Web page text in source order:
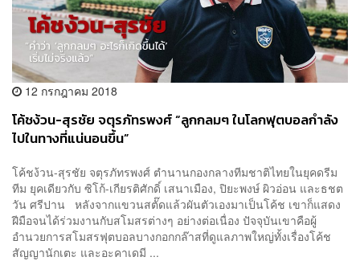
12 กรกฎาคม 2018
โค้ชง้วน-สุรชัย จตุรภัทรพงศ์ “ลูกกลมๆ ในโลกฟุตบอลกำลัง
ไปในทางที่แน่นอนขึ้น”
โค้ชง้วน-สุรชัย จตุรภัทรพงศ์ ตำนานกองกลางทีมชาติไทยในยุคดรีม
ทีม ยุคเดียวกับ ซิโก้-เกียรติศักดิ์ เสนาเมือง, ปิยะพงษ์ ผิวอ่อน และธชต
วัน ศรีปาน หลังจากแขวนสตั๊ดแล้วผันตัวเองมาเป็นโค้ช เขาก็แสดง
ฝีมือจนได้ร่วมงานกับสโมสรต่างๆ อย่างต่อเนื่อง ปัจจุบันเขาคือผู้
อำนวยการสโมสรฟุตบอลบางกอกกล๊าสที่ดูแลภาพใหญ่ทั้งเรื่องโค้ช
สัญญานักเตะ และอะคาเดมี ...